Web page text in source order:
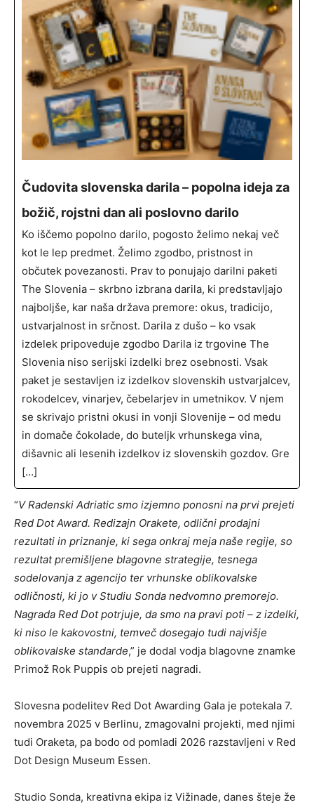
Čudovita slovenska darila – popolna ideja za
božič, rojstni dan ali poslovno darilo
Ko iščemo popolno darilo, pogosto želimo nekaj več
kot le lep predmet. Želimo zgodbo, pristnost in
občutek povezanosti. Prav to ponujajo darilni paketi
The Slovenia – skrbno izbrana darila, ki predstavljajo
najboljše, kar naša država premore: okus, tradicijo,
ustvarjalnost in srčnost. Darila z dušo – ko vsak
izdelek pripoveduje zgodbo Darila iz trgovine The
Slovenia niso serijski izdelki brez osebnosti. Vsak
paket je sestavljen iz izdelkov slovenskih ustvarjalcev,
rokodelcev, vinarjev, čebelarjev in umetnikov. V njem
se skrivajo pristni okusi in vonji Slovenije – od medu
in domače čokolade, do buteljk vrhunskega vina,
dišavnic ali lesenih izdelkov iz slovenskih gozdov. Gre
[…]
“V Radenski Adriatic smo izjemno ponosni na prvi prejeti
Red Dot Award. Redizajn Orakete, odlični prodajni
rezultati in priznanje, ki sega onkraj meja naše regije, so
rezultat premišljene blagovne strategije, tesnega
sodelovanja z agencijo ter vrhunske oblikovalske
odličnosti, ki jo v Studiu Sonda nedvomno premorejo.
Nagrada Red Dot potrjuje, da smo na pravi poti – z izdelki,
ki niso le kakovostni, temveč dosegajo tudi najvišje
oblikovalske standarde,” je dodal vodja blagovne znamke
Primož Rok Puppis ob prejeti nagradi.
Slovesna podelitev Red Dot Awarding Gala je potekala 7.
novembra 2025 v Berlinu, zmagovalni projekti, med njimi
tudi Oraketa, pa bodo od pomladi 2026 razstavljeni v Red
Dot Design Museum Essen.
Studio Sonda, kreativna ekipa iz Vižinade, danes šteje že